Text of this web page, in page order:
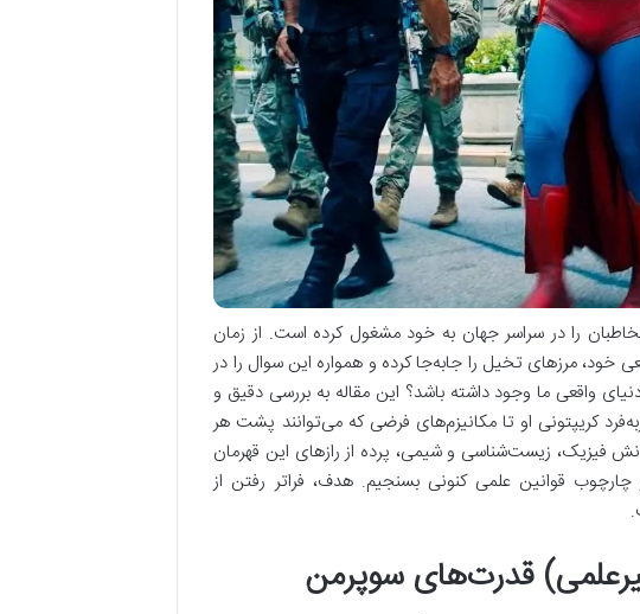
را در سراسر جهان به خود مشغول کرده است. از زمان
مرزهای تخیل را جابه‌جا کرده و همواره این سوال را در
واقعی ما وجود داشته باشد؟ این مقاله به بررسی دقیق و
کریپتونی او تا مکانیزم‌های فرضی که می‌توانند پشت هر
فیزیک، زیست‌شناسی و شیمی، پرده از رازهای این قهرمان
چارچوب قوانین علمی کنونی بسنجیم. هدف، فراتر رفتن از
قدرت‌های سوپرمن